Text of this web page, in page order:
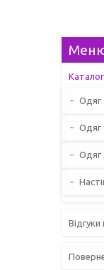
Одяг
Одяг
Одяг